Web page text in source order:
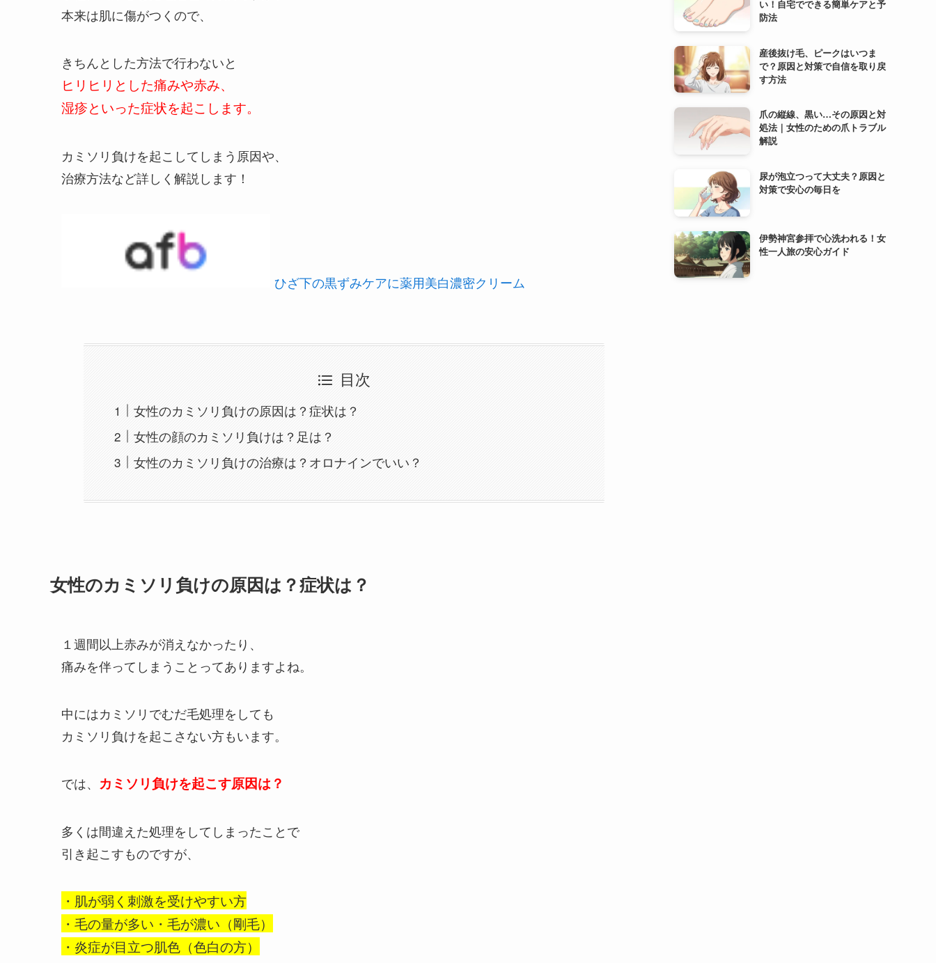
本来は肌に傷がつくので、
きちんとした方法で行わないと
ヒリヒリとした痛みや赤み、
湿疹といった症状を起こします。
カミソリ負けを起こしてしまう原因や、
治療方法など詳しく解説します！
ひざ下の黒ずみケアに薬用美白濃密クリーム
目次
女性のカミソリ負けの原因は？症状は？
女性の顔のカミソリ負けは？足は？
女性のカミソリ負けの治療は？オロナインでいい？
女性のカミソリ負けの原因は？症状は？
１週間以上赤みが消えなかったり、
痛みを伴ってしまうことってありますよね。
中にはカミソリでむだ毛処理をしても
カミソリ負けを起こさない方もいます。
では、 カミソリ負けを起こす原因は？
多くは間違えた処理をしてしまったことで
引き起こすものですが、
・肌が弱く刺激を受けやすい方
・毛の量が多い・毛が濃い（剛毛）
・炎症が目立つ肌色（色白の方）
い！自宅でできる簡単ケアと予
防法
産後抜け毛、ピークはいつま
で？原因と対策で自信を取り戻
す方法
爪の縦線、黒い…その原因と対
処法｜女性のための爪トラブル
解説
尿が泡立つって大丈夫？原因と
対策で安心の毎日を
伊勢神宮参拝で心洗われる！女
性一人旅の安心ガイド